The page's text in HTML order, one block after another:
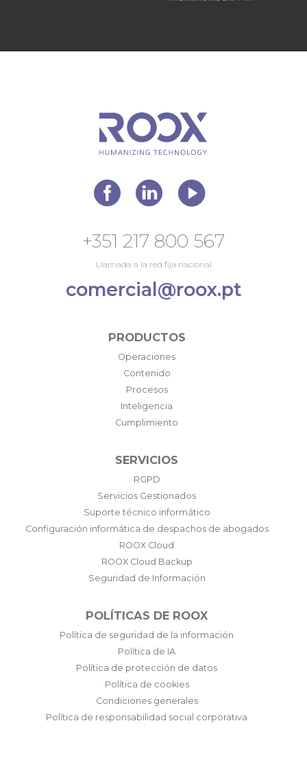
+351 217 800 567
Llamada a la red fija nacional
comercial@roox.pt
PRODUCTOS
Operaciones
Contenido
Procesos
Inteligencia
Cumplimiento
SERVICIOS
RGPD
Servicios Gestionados
Suporte técnico informático
Configuración informática de despachos de abogados
ROOX Cloud
ROOX Cloud Backup
Seguridad de Información
POLÍTICAS DE ROOX
Política de seguridad de la información
Política de IA
Política de protección de datos
Política de cookies
Condiciones generales
Política de responsabilidad social corporativa